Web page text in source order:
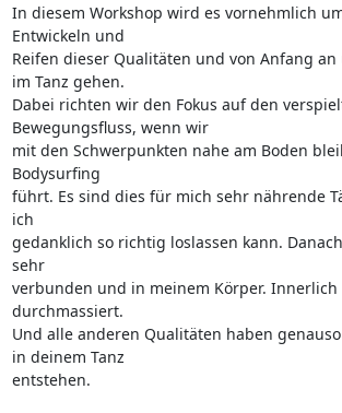
In diesem Workshop wird es vornehmlich
Entwickeln und
Reifen dieser Qualitäten und von Anfang an
im Tanz gehen.
Dabei richten wir den Fokus auf den
Bewegungsfluss, wenn wir
mit den Schwerpunkten nahe am Boden
Bodysurfing
führt. Es sind dies für mich sehr nährende
ich
gedanklich so richtig loslassen kann.
sehr
verbunden und in meinem Körper.
durchmassiert.
Und alle anderen Qualitäten haben
in deinem Tanz
entstehen.